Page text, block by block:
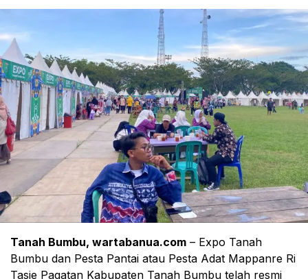
Tanah Bumbu, wartabanua.com – Expo Tanah
Bumbu dan Pesta Pantai atau Pesta Adat Mappanre Ri
Tasie Pagatan Kabupaten Tanah Bumbu telah resmi